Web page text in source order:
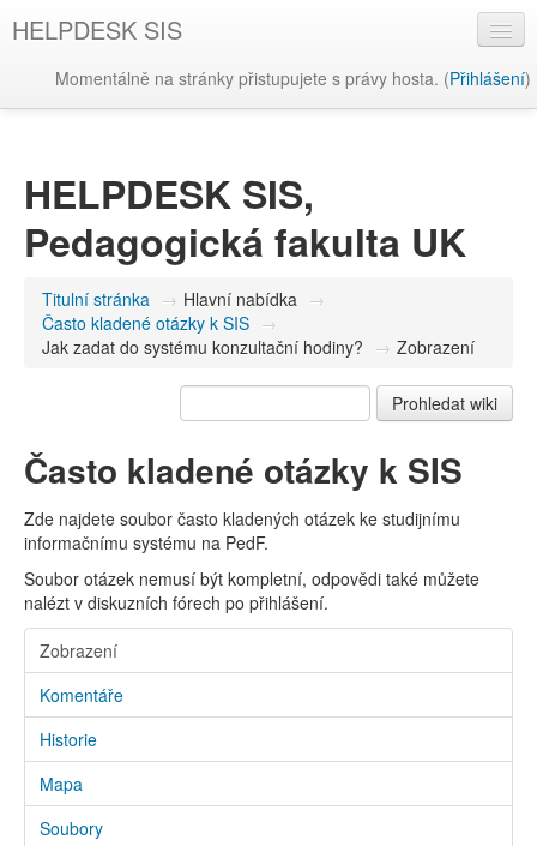
HELPDESK SIS
Momentálně na stránky přistupujete s právy hosta. (Přihlášení)
HELPDESK SIS,
Pedagogická fakulta UK
Titulní stránka → Hlavní nabídka →
Často kladené otázky k SIS →
Jak zadat do systému konzultační hodiny? → Zobrazení
Často kladené otázky k SIS
Zde najdete soubor často kladených otázek ke studijnímu
informačnímu systému na PedF.
Soubor otázek nemusí být kompletní, odpovědi také můžete
nalézt v diskuzních fórech po přihlášení.
Zobrazení
Komentáře
Historie
Mapa
Soubory